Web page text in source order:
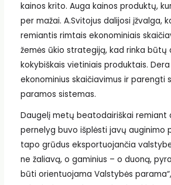
kainos krito. Auga kainos produktų,
per mažai. A.Svitojus dalijosi įžvalga,
remiantis rimtais ekonominiais
žemės ūkio strategiją, kad rinka būtų
kokybiškais vietiniais produktais.
ekonominius skaičiavimus ir parengti
paramos sistemas.
Daugelį metų beatodairiškai remiant
pernelyg buvo išplėsti javų auginimo
tapo grūdus eksportuojančia
ne žaliavą, o gaminius – o duoną,
būti orientuojama Valstybės